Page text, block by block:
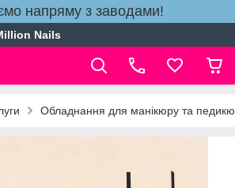
напряму з заводами!
Nails
Обладнання для манікюру та